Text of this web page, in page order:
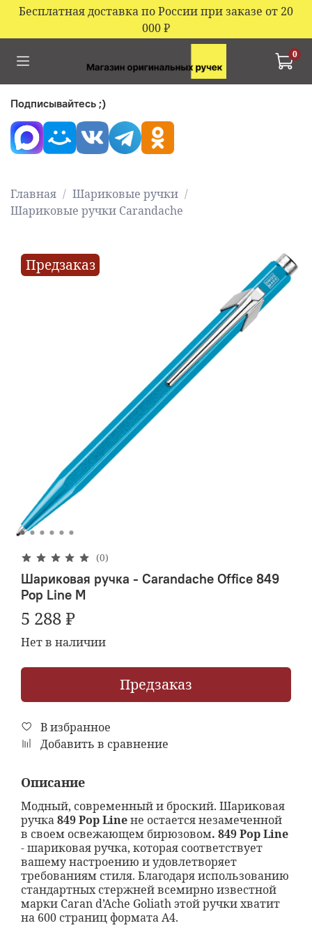
Бесплатная доставка по России при заказе от 20
000₽
0
Главная
Шариковые ручки
Шариковые ручки Carandache
Предзаказ
(0)
Шариковая ручка - Carandache Office 849
Pop Line M
5 288 ₽
Нет в наличии
Предзаказ
В избранное
Добавить в сравнение
Описание
Модный, современный и броский. Шариковая
ручка849 Pop Lineне остается незамеченной
в своем освежающем бирюзовом. 849 Pop Line
- шариковая ручка, которая соответствует
вашему настроению и удовлетворяет
требованиям стиля. Благодаря использованию
стандартных стержней всемирно известной
марки Caran d’Ache Goliath этой ручки хватит
на 600 страниц формата А4.
Подписывайтесь ;)